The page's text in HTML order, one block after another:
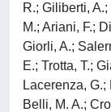
R.; Giliberti,
M.; Ariani, F.;
Giorli, A.;
E.; Trotta, T.;
Lacerenza,
Belli, M. A.;